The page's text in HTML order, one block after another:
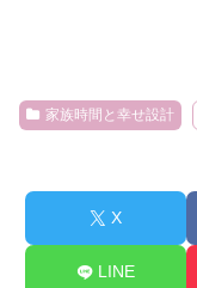
家族時間と幸せ設計
X
LINE